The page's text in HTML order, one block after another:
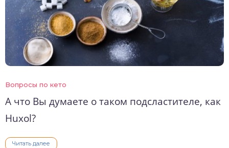
Вопросы по кето
А что Вы думаете о таком подсластителе, как
Huxol?
Читать далее